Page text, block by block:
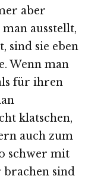
aber
ausstellt,
sind sie eben
Wenn man
für ihren
klatschen,
auch zum
schwer mit
brachen sind